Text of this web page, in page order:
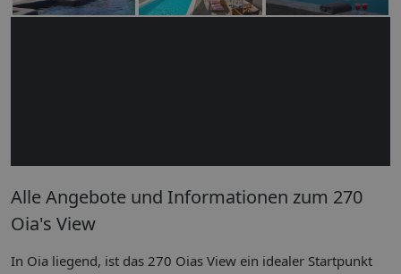
Alle Angebote und Informationen zum 270
Oia's View
In Oia liegend, ist das 270 Oias View ein idealer Startpunkt